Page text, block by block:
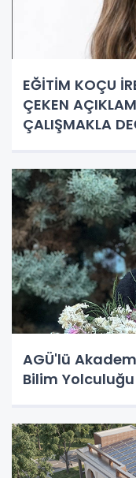
EĞİTİM KOÇU
ÇEKEN
ÇALIŞMAKLA
AGÜ'lü
Bilim